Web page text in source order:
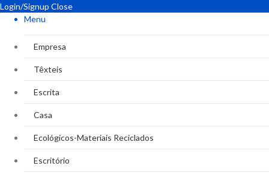
Login/Signup Close
Menu
Empresa
Têxteis
Escrita
Casa
Ecológicos-Materiais Reciclados
Escritório